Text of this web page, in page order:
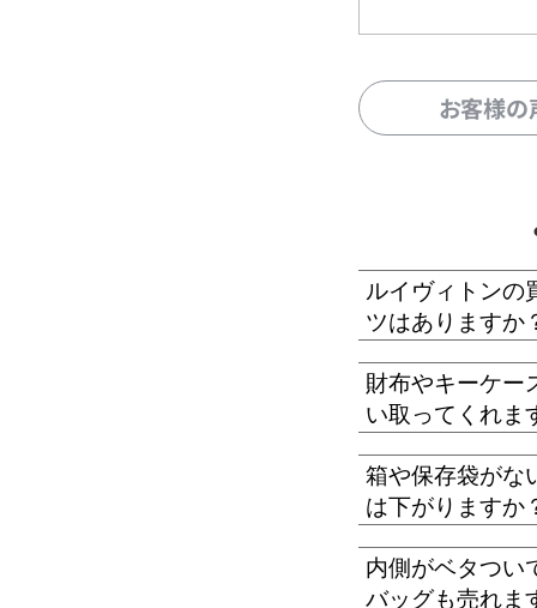
お客様
ルイヴィトンの
ツはありますか
財布やキーケー
い取ってくれま
箱や保存袋がな
は下がりますか
内側がベタつい
バッグも売れま